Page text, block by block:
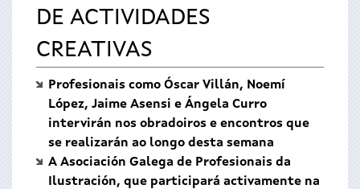
DE ACTIVIDADES
CREATIVAS
Profesionais como Óscar Villán, Noemí
López, Jaime Asensi e Ángela Curro
intervirán nos obradoiros e encontros que
se realizarán ao longo desta semana
A Asociación Galega de Profesionais da
Ilustración, que participará activamente na